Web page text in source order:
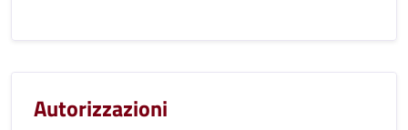
Autorizzazioni